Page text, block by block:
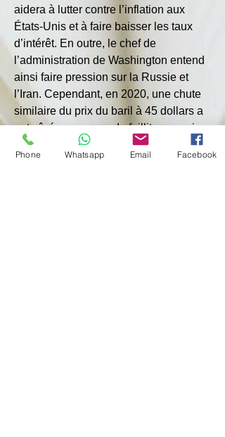
aidera à lutter contre l’inflation aux
États-Unis et à faire baisser les taux
d’intérêt. En outre, le chef de
l’administration de Washington entend
ainsi faire pression sur la Russie et
l’Iran. Cependant, en 2020, une chute
similaire du prix du baril à 45 dollars a
entraîné une vague de faillites parmi
les producteurs de pétrole de schiste,
conclut la publication.
Phone Whatsapp Email Facebook